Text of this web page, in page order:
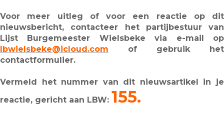
Voor meer uitleg of voor een reactie op dit
nieuwsbericht, contacteer het partijbestuur van
Lijst Burgemeester Wielsbeke via e-mail op
lbwielsbeke@icloud.com
of gebruik het
contactformulier.
Vermeld het nummer van dit nieuwsartikel in je
reactie, gericht aan LBW: 155.